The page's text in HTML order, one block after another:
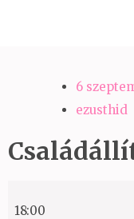
6
ezusthid
18:00